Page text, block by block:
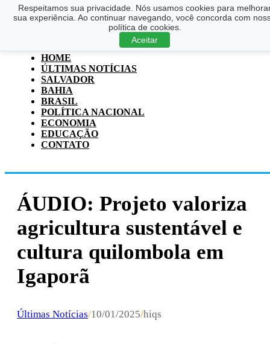
Respeitamos sua privacidade. Nós usamos cookies para
sua experiência. Ao continuar navegando, você concorda com
política de cookies.
Aceitar
Saltar para o conteúdo principal Ir para o footer
HOME
ÚLTIMAS NOTÍCIAS
SALVADOR
BAHIA
BRASIL
POLÍTICA NACIONAL
ECONOMIA
EDUCAÇÃO
CONTATO
ÁUDIO: Projeto valoriza
agricultura sustentável e
cultura quilombola em
Igaporã
Últimas Notícias/10/01/2025/hiqs